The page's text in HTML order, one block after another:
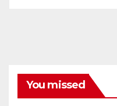
You missed